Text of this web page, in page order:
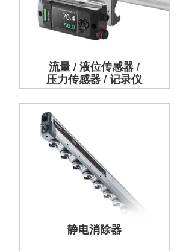
流量 / 液位传感器 /
压力传感器 / 记录仪
静电消除器